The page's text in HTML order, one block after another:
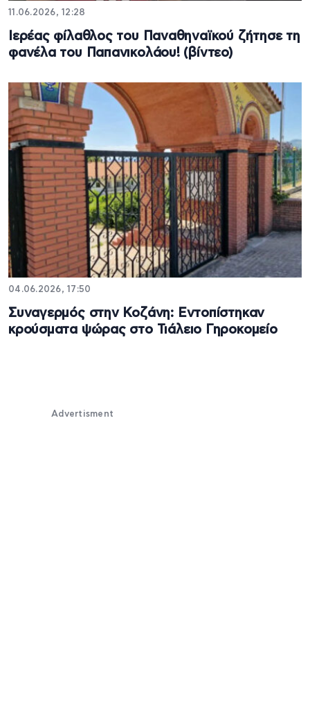
11.06.2026, 12:28
Ιερέας φίλαθλος του Παναθηναϊκού ζήτησε τη
φανέλα του Παπανικολάου! (βίντεο)
04.06.2026, 17:50
Συναγερμός στην Κοζάνη: Εντοπίστηκαν
κρούσματα ψώρας στο Τιάλειο Γηροκομείο
Advertisment